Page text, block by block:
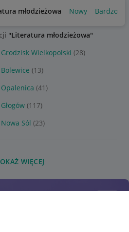
młodzieżowa Nowy Bardzo
"Literatura młodzieżowa"
Wielkopolski (28)
(13)
(41)
(117)
Sól (23)
WIĘCEJ